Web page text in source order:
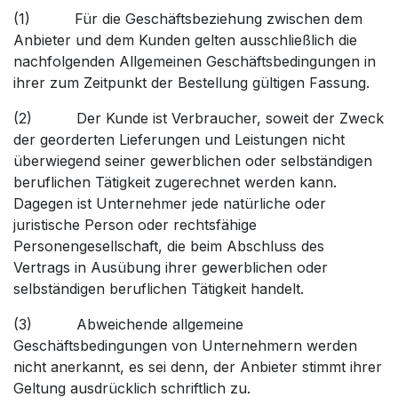
(1) Für die Geschäftsbeziehung zwischen dem
Anbieter und dem Kunden gelten ausschließlich die
nachfolgenden Allgemeinen Geschäftsbedingungen in
ihrer zum Zeitpunkt der Bestellung gültigen Fassung.
(2) Der Kunde ist Verbraucher, soweit der Zweck
der georderten Lieferungen und Leistungen nicht
überwiegend seiner gewerblichen oder selbständigen
beruflichen Tätigkeit zugerechnet werden kann.
Dagegen ist Unternehmer jede natürliche oder
juristische Person oder rechtsfähige
Personengesellschaft, die beim Abschluss des
Vertrags in Ausübung ihrer gewerblichen oder
selbständigen beruflichen Tätigkeit handelt.
(3) Abweichende allgemeine
Geschäftsbedingungen von Unternehmern werden
nicht anerkannt, es sei denn, der Anbieter stimmt ihrer
Geltung ausdrücklich schriftlich zu.